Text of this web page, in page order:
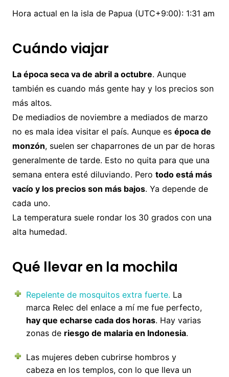
Hora actual en la isla de Papua (UTC+9:00): 1:31 am
Cuándo viajar
La época seca va de abril a octubre. Aunque
también es cuando más gente hay y los precios son
más altos.
De mediadios de noviembre a mediados de marzo
no es mala idea visitar el país. Aunque es época de
monzón, suelen ser chaparrones de un par de horas
generalmente de tarde. Esto no quita para que una
semana entera esté diluviando. Pero todo está más
vacío y los precios son más bajos. Ya depende de
cada uno.
La temperatura suele rondar los 30 grados con una
alta humedad.
Qué llevar en la mochila
Repelente de mosquitos extra fuerte. La
marca Relec del enlace a mí me fue perfecto,
hay que echarse cada dos horas. Hay varias
zonas de riesgo de malaria en Indonesia.
Las mujeres deben cubrirse hombros y
cabeza en los templos, con lo que lleva un